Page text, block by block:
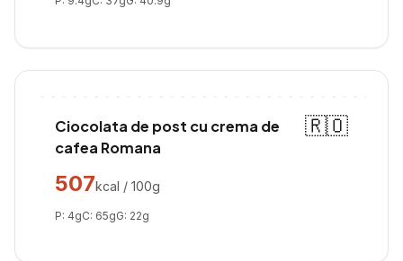
Ciocolata de post cu crema de
cafea Romana
🇷🇴
507kcal / 100g
P: 4gC: 65gG: 22g